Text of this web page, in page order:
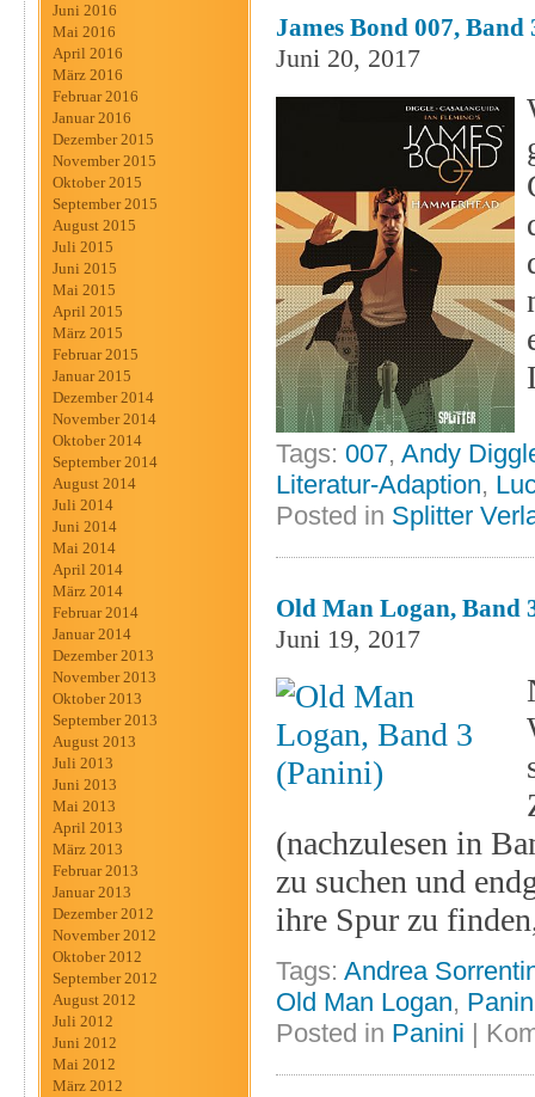
Juni 2016
Mai 2016
April 2016
März 2016
Februar 2016
Januar 2016
Dezember 2015
November 2015
Oktober 2015
September 2015
August 2015
Juli 2015
Juni 2015
Mai 2015
April 2015
März 2015
Februar 2015
Januar 2015
Dezember 2014
November 2014
Oktober 2014
September 2014
August 2014
Juli 2014
Juni 2014
Mai 2014
April 2014
März 2014
Februar 2014
Januar 2014
Dezember 2013
November 2013
Oktober 2013
September 2013
August 2013
Juli 2013
Juni 2013
Mai 2013
April 2013
März 2013
Februar 2013
Januar 2013
Dezember 2012
November 2012
Oktober 2012
September 2012
August 2012
Juli 2012
Juni 2012
Mai 2012
März 2012
James Bond 007,
Juni 20, 2017
Tags: 007, Andy
Literatur-Adaption,
Posted in Splitter
Old Man Logan, Band
Juni 19, 2017
(nachzulesen in
zu suchen und
ihre Spur zu
Tags: Andrea
Old Man Logan,
Posted in Panini